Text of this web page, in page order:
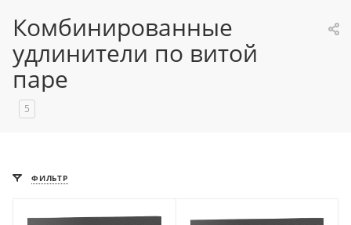
Комбинированные
удлинители по витой
паре
5
ФИЛЬТР